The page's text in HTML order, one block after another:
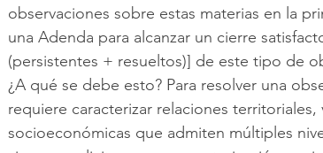
observaciones sobre estas materias en la
una Adenda para alcanzar un cierre
(persistentes + resueltos)] de este tipo de
¿A qué se debe esto? Para resolver una
requiere caracterizar relaciones
socioeconómicas que admiten múltiples